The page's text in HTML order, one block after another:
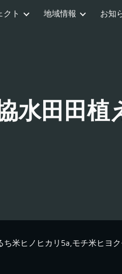
Skip
クト 地域情報 お知
水田田植
米ヒノヒカリ5a,モチ米ヒヨ